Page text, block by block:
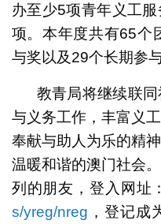
办至少5项青年义工
项。本年度共有65个
与奖以及29个长期参与
教青局将继续联
与义务工作，丰富义
奉献与助人为乐的精
温暖和谐的澳门社会
列的朋友，登入网址：
s/yreg/nreg ，登记成